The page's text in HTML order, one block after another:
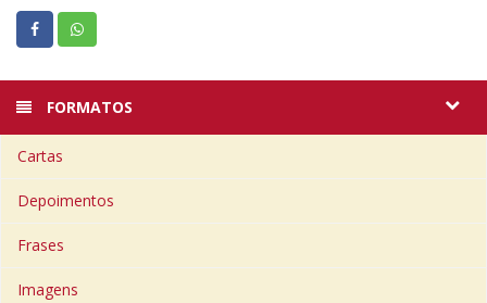
FORMATOS
Cartas
Depoimentos
Frases
Imagens